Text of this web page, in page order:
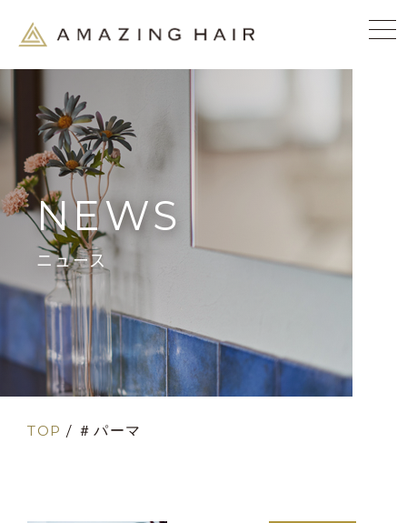
NEWS
ニュース
TOP / ＃パーマ